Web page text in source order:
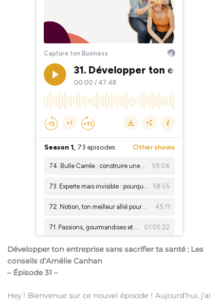
Développer ton entreprise sans sacrifier ta santé : Les
conseils d’Amélie Canhan
– Épisode 31 –
Hey ! Bienvenue sur ce nouvel épisode ! Aujourd’hui, j’ai